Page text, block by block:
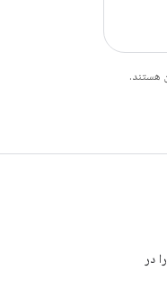
Android Developers را در